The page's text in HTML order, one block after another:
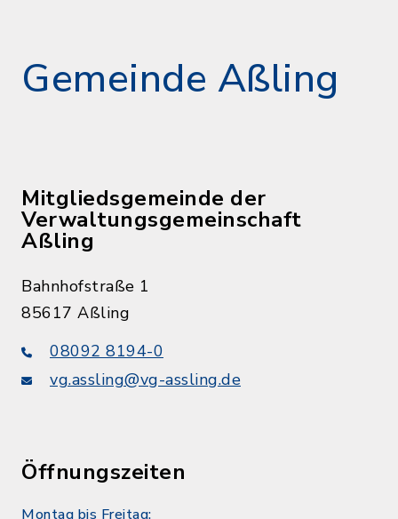
Gemeinde Aßling
Mitgliedsgemeinde der
Verwaltungsgemeinschaft
Aßling
Bahnhofstraße 1
85617 Aßling
08092 8194-0
vg.assling@vg-assling.de
Öffnungszeiten
Montag bis Freitag: